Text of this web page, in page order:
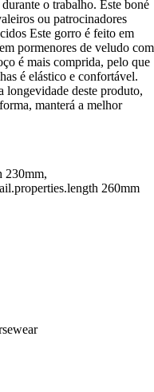
o trabalho. Este boné
ou patrocinadores
Este gorro é feito em
pormenores de veludo com
é mais comprida, pelo que
é elástico e confortável.
longevidade deste produto,
manterá a melhor
230mm,
260mm